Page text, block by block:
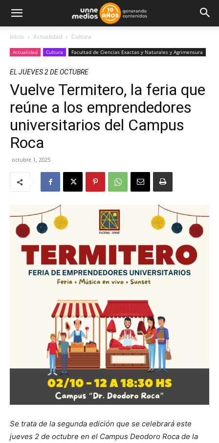
Inicio Actualidad Cultura
Actualidad Cultura Facultad de Ciencias Exactas y Naturales y Agrimensura
EL JUEVES 2 DE OCTUBRE
Vuelve Termitero, la feria que
reúne a los emprendedores
universitarios del Campus
Roca
octubre 1, 2025
Se trata de la segunda edición que se celebrará este
jueves 2 de octubre en el Campus Deodoro Roca de la